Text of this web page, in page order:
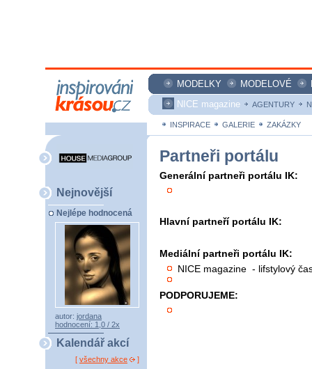
MODELKY MODELOVÉ
NICE magazine
AGENTURY
INSPIRACE GALERIE ZAKÁZKY
Nejnovější
Nejlépe hodnocená
autor: jordana
hodnocení: 1,0 / 2x
Kalendář akcí
[ všechny akce ]
Partneři portálu
Generální partneři portálu IK:
Hlavní partneří portálu IK:
Mediální partneři portálu IK:
NICE magazine - lifstylový
PODPORUJEME: